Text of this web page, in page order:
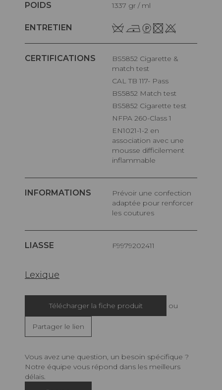
POIDS 1337 gr / ml
ENTRETIEN
CERTIFICATIONS
BS5852 Cigarette &
match test
CAL TB 117- Pass
BS5852 Match test
BS5852 Cigarette test
NFPA 260-Class 1
EN1021-1-2 en
association avec une
mousse difficilement
inflammable
INFORMATIONS
Prévoir une confection
adaptée pour renforcer
les coutures
LIASSE F9979202411
Lexique
Télécharger la fiche produit ou
Partager le lien
Vous avez une question, un besoin spécifique ?
Notre équipe vous répond dans les meilleurs
délais.